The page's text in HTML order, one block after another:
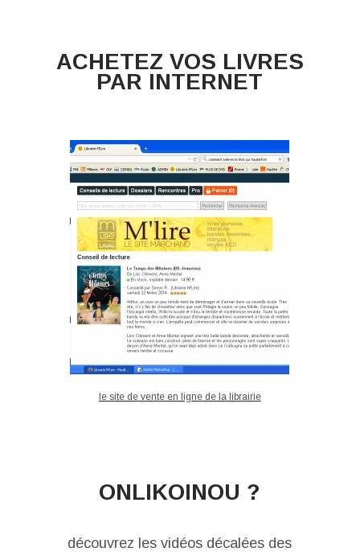
ACHETEZ VOS LIVRES
PAR INTERNET
le site de vente en ligne de la librairie
ONLIKOINOU ?
découvrez les vidéos décalées des